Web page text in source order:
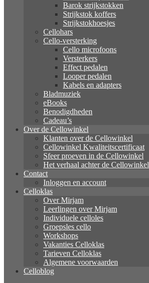
Barok strijkstokken
Strijkstok koffers
Strijkstokhoesjes
Cellohars
Cello-versterking
Cello microfoons
Versterkers
Effect pedalen
Looper pedalen
Kabels en adapters
Bladmuziek
eBooks
Benodigdheden
Cadeau’s
Over de Cellowinkel
Klanten over de Cellowinkel
Cellowinkel Kwaliteitscertificaat
Sfeer proeven in de Cellowinkel
Het verhaal achter de Cellowinkel
Contact
Inloggen en account
Celloklas
Over Mirjam
Leerlingen over Mirjam
Individuele celloles
Groepsles cello
Workshops
Vakanties Celloklas
Tarieven Celloklas
Algemene voorwaarden
Celloblog